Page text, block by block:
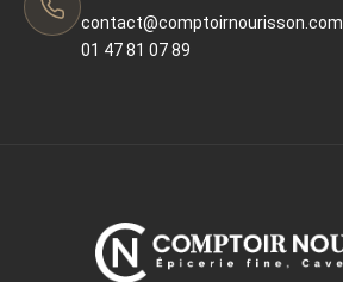
contact@comptoirnourisson.com
01 47 81 07 89